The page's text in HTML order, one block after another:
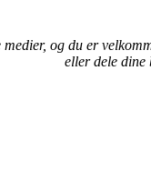
og du er
eller dele